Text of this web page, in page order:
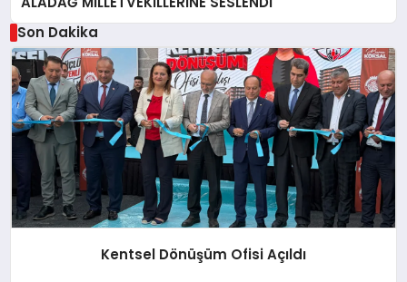
Son Dakika
Kentsel Dönüşüm Ofisi Açıldı